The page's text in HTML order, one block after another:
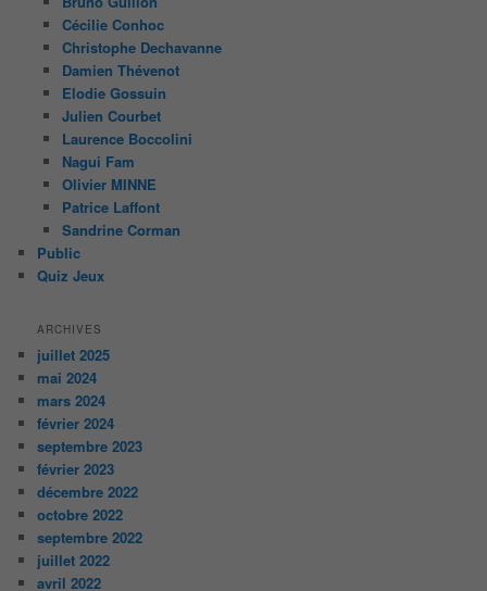
Cécilie Conhoc
Christophe Dechavanne
Damien Thévenot
Elodie Gossuin
Julien Courbet
Laurence Boccolini
Nagui Fam
Olivier MINNE
Patrice Laffont
Sandrine Corman
Public
Quiz Jeux
ARCHIVES
juillet 2025
mai 2024
mars 2024
février 2024
septembre 2023
février 2023
décembre 2022
octobre 2022
septembre 2022
juillet 2022
avril 2022